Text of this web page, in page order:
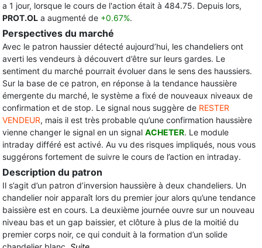
a 1 jour, lorsque le cours de l'action était à 484.75. Depuis lors,
PROT.OL a augmenté de +0.67%.
Perspectives du marché
Avec le patron haussier détecté aujourd’hui, les chandeliers ont
averti les vendeurs à découvert d’être sur leurs gardes. Le
sentiment du marché pourrait évoluer dans le sens des haussiers.
Sur la base de ce patron, en réponse à la tendance haussière
émergente du marché, le système a fixé de nouveaux niveaux de
confirmation et de stop. Le signal nous suggère de RESTER
VENDEUR, mais il est très probable qu’une confirmation haussière
vienne changer le signal en un signal ACHETER. Le module
intraday différé est activé. Au vu des risques impliqués, nous vous
suggérons fortement de suivre le cours de l’action en intraday.
Description du patron
Il s’agit d’un patron d’inversion haussière à deux chandeliers. Un
chandelier noir apparaît lors du premier jour alors qu’une tendance
baissière est en cours. La deuxième journée ouvre sur un nouveau
niveau bas et un gap baissier, et clôture à plus de la moitié du
premier corps noir, ce qui conduit à la formation d’un solide